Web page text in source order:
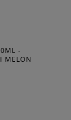
-
MELON